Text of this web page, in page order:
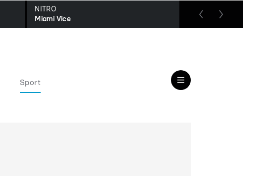
NITRO
Miami Vice
RTL up
Der Blaulicht Report
Sport